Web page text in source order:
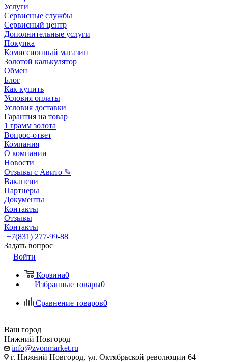
Услуги
Сервисные службы
Сервисный центр
Дополнительные услуги
Покупка
Комиссионный магазин
Золотой калькулятор
Обмен
Блог
Как купить
Условия оплаты
Условия доставки
Гарантия на товар
1 грамм золота
Вопрос-ответ
Компания
О компании
Новости
Отзывы с Авито ✎
Вакансии
Партнеры
Документы
Контакты
Отзывы
Контакты
+7(831) 277-99-88
Задать вопрос
Войти
Корзина0
Избранные товары0
Сравнение товаров0
Ваш город
Нижний Новгород
info@zvonmarket.ru
г. Нижний Новгород, ул. Октябрьской революции 64